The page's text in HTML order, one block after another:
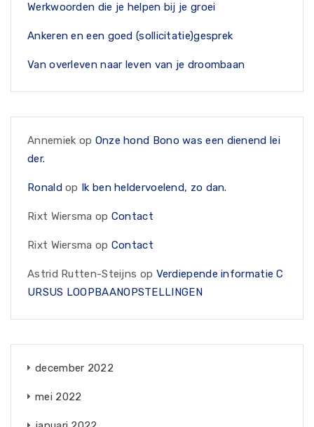
Werkwoorden die je helpen bij je groei
Ankeren en een goed (sollicitatie)gesprek
Van overleven naar leven van je droombaan
Annemiek op Onze hond Bono was een dienend lei
der.
Ronaldop Ik ben heldervoelend, zo dan.
Rixt Wiersma op Contact
Rixt Wiersma op Contact
Astrid Rutten-Steijns op Verdiepende informatie C
URSUS LOOPBAANOPSTELLINGEN
december 2022
mei 2022